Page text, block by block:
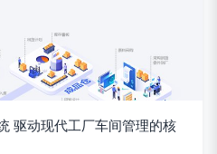
驱动现代工厂车间管理的核